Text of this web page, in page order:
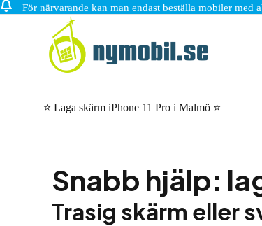
För närvarande kan man endast beställa mobiler med
⭐ Laga skärm iPhone 11 Pro i Malmö ⭐
Snabb hjälp:
Trasig skärm eller